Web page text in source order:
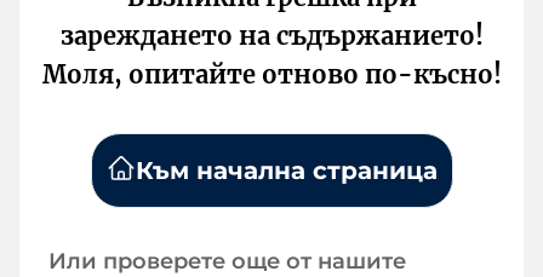
зареждането на съдържанието!
Моля, опитайте отново по-късно!
Към начална страница
Или проверете още от нашите